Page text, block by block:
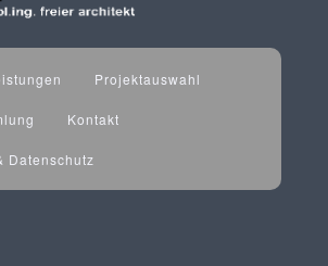
Projektauswahl
Kontakt
Datenschutz